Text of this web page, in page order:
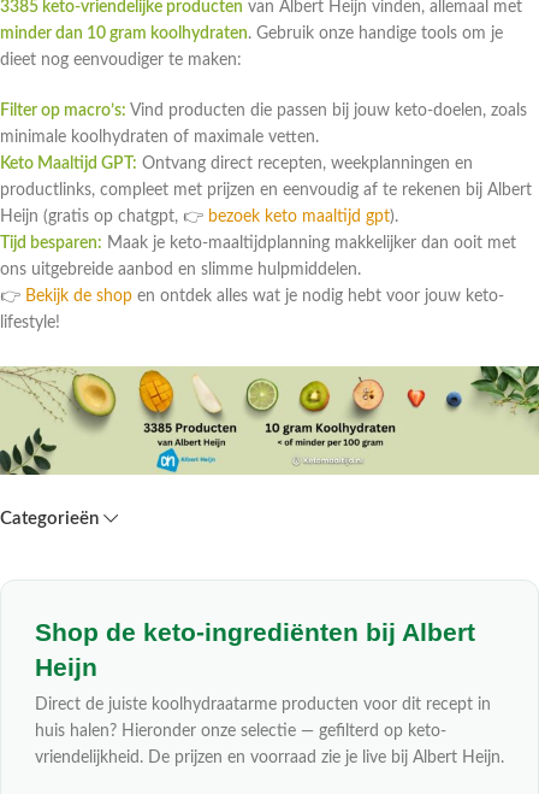
3385 keto-vriendelijke producten van Albert Heijn vinden, allemaal met
minder dan 10 gram koolhydraten. Gebruik onze handige tools om je
dieet nog eenvoudiger te maken:
Filter op macro’s: Vind producten die passen bij jouw keto-doelen, zoals
minimale koolhydraten of maximale vetten.
Keto Maaltijd GPT: Ontvang direct recepten, weekplanningen en
productlinks, compleet met prijzen en eenvoudig af te rekenen bij Albert
Heijn (gratis op chatgpt, 👉 bezoek keto maaltijd gpt).
Tijd besparen: Maak je keto-maaltijdplanning makkelijker dan ooit met
ons uitgebreide aanbod en slimme hulpmiddelen.
👉 Bekijk de shop en ontdek alles wat je nodig hebt voor jouw keto-
lifestyle!
Categorieën
Shop de keto-ingrediënten bij Albert
Heijn
Direct de juiste koolhydraatarme producten voor dit recept in
huis halen? Hieronder onze selectie — gefilterd op keto-
vriendelijkheid. De prijzen en voorraad zie je live bij Albert Heijn.